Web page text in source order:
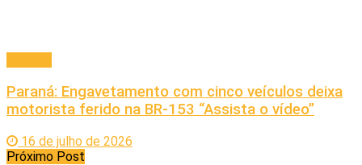
Paraná: Engavetamento com cinco veículos deixa
motorista ferido na BR-153 “Assista o vídeo”
16 de julho de 2026
Próximo Post